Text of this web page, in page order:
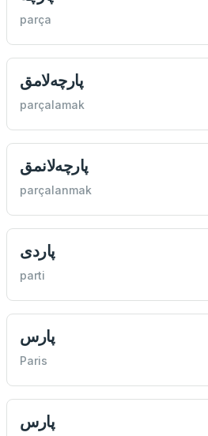
parça
پارچه‌لامق
parçalamak
پارچه‌لانمق
parçalanmak
پاردی
parti
پارس
Paris
پارس